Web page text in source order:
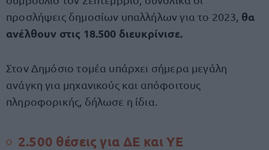
προσλήψεις δημοσίων υπαλλήλων για το 2023, θα
ανέλθουν στις 18.500 διευκρίνισε.
Στον Δημόσιο τομέα υπάρχει σήμερα μεγάλη
ανάγκη για μηχανικούς και απόφοιτους
πληροφορικής, δήλωσε η ίδια.
2.500 θέσεις για ΔΕ και ΥΕ